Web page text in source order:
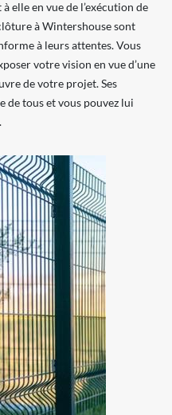
elle en vue de l’exécution de
à Wintershouse sont
à leurs attentes. Vous
votre vision en vue d’une
de votre projet. Ses
tous et vous pouvez lui